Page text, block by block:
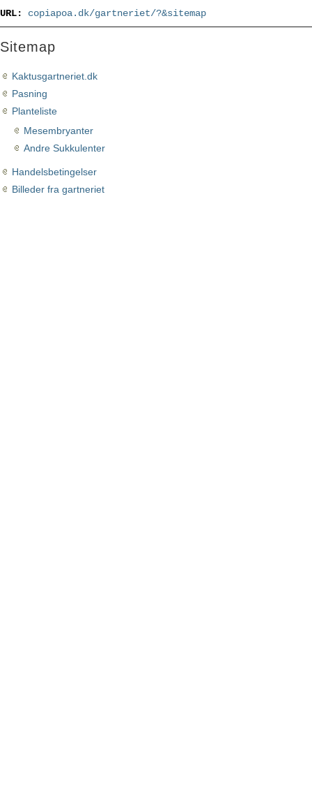
URL: copiapoa.dk/gartneriet/?&sitemap
Sitemap
Kaktusgartneriet.dk
Pasning
Planteliste
Mesembryanter
Andre Sukkulenter
Handelsbetingelser
Billeder fra gartneriet